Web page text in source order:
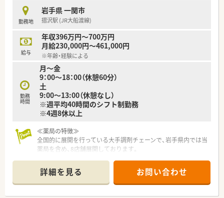
【法人特徴について】
■岩手県を中心に40店舗以上を展開しており地域に根ざしたか
かりつけ機能として事業を展開している地元密着型の企業で
す。
■患者様の求めるものに合わせて地域生活に溶け込み親しみを
持っていただける明るく和やかな空間づくりをモットーとして
います。
■東北地方の調剤業界でいち早く国際的な品質保証規格を取得
するなど常にサービスの向上に努めている信頼性の高い企業で
す。
【求人情報について】
■正社員としての募集であり調剤や監査および服薬指導といっ
す。
■年収はこれまでのご経験や年齢などを考慮して448万円から
最高700万円の間で決定されるため収入アップも目指せます。
役職手当や通勤手当など各種手当も充実している環境です。
勤務地
岩手県 一関市
摺沢駅 (JR大船渡線)
給与
年収396万円～700万円
月給230,000円～461,000円
※年齢・経験による
勤務
時間
月～金
9：00～18：00（休憩60分）
土
9:00～13:00（休憩なし）
※週平均40時間のシフト制勤務
※4週8休以上
≪薬局の特徴≫
全国的に展開を行っている大手調剤チェーンで、岩手県内では当
薬局を含め、8店舗展開しております。
ている薬局です。また、在宅医療にも積極的に取り組んでいるた
め、在宅医療のご経験がなくてもご興味がある方は、ぜひご応募
ください！
詳細を見る お問い合わせ